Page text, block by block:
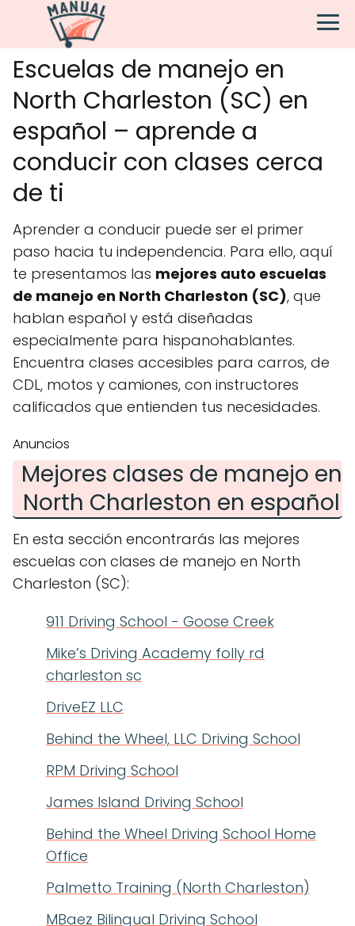
Escuelas de manejo en
North Charleston (SC) en
español – aprende a
conducir con clases cerca
de ti
Aprender a conducir puede ser el primer
paso hacia tu independencia. Para ello, aquí
te presentamos las mejores auto escuelas
de manejo en North Charleston (SC), que
hablan español y está diseñadas
especialmente para hispanohablantes.
Encuentra clases accesibles para carros, de
CDL, motos y camiones, con instructores
calificados que entienden tus necesidades.
Anuncios
Mejores clases de manejo en
North Charleston en español
En esta sección encontrarás las mejores
escuelas con clases de manejo en North
Charleston (SC):
911 Driving School - Goose Creek
Mike’s Driving Academy folly rd
charleston sc
DriveEZ LLC
Behind the Wheel, LLC Driving School
RPM Driving School
James Island Driving School
Behind the Wheel Driving School Home
Office
Palmetto Training (North Charleston)
MBaez Bilingual Driving School